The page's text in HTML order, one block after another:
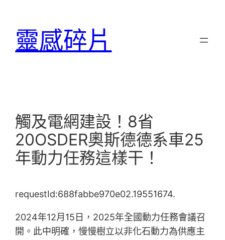
靈感碎片
觸及電網建設！8省
20OSDER奧斯德德系車25
年動力任務這樣干！
requestId:688fabbe970e02.19551674.
2024年12月15日，2025年全國動力任務會議召
開。此中明確，慢慢樹立以非化石動力為供應主